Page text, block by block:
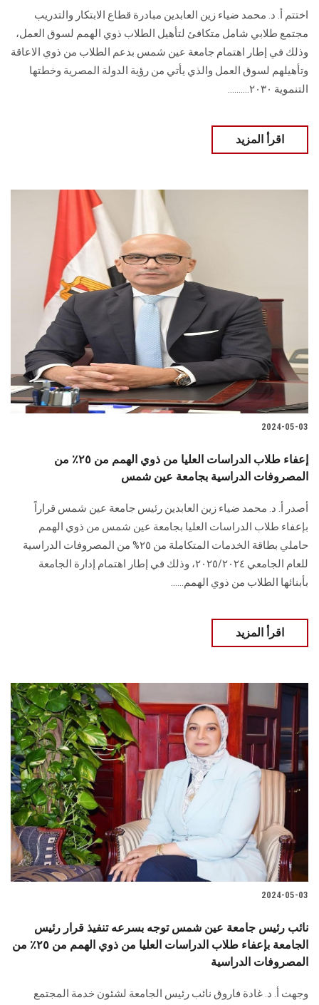
اختتم أ. د. محمد ضياء زين العابدين مبادرة قطاع الابتكار والتدريب
مجتمع طلابي شامل متكافئ لتأهيل الطلاب ذوي الهمم لسوق العمل،
وذلك في إطار اهتمام جامعة عين شمس بدعم الطلاب من ذوي الاعاقة
وتأهيلهم لسوق العمل والذي يأتي من رؤية الدولة المصرية وخطتها
التنموية ٢٠٣٠..........
اقرأ المزيد
2024-05-03
إعفاء طلاب الدراسات العليا من ذوي الهمم من ٢٥٪؜ من
المصروفات الدراسية بجامعة عين شمس
أصدر أ. د. محمد ضياء زين العابدين رئيس جامعة عين شمس قراراً
بإعفاء طلاب الدراسات العليا بجامعة عين شمس من ذوي الهمم
حاملي بطاقة الخدمات المتكاملة من ٢٥% من المصروفات الدراسية
للعام الجامعي ٢٠٢٥/٢٠٢٤، وذلك في إطار اهتمام إدارة الجامعة
بأبنائها الطلاب من ذوي الهمم......
اقرأ المزيد
2024-05-03
نائب رئيس جامعة عين شمس توجه بسرعه تنفيذ قرار رئيس
الجامعة بإعفاء طلاب الدراسات العليا من ذوي الهمم من ٢٥٪؜ من
المصروفات الدراسية
وجهت أ. د. غادة فاروق نائب رئيس الجامعة لشئون خدمة المجتمع